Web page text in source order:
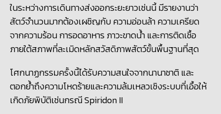
ในระหว่างการเดินทางส่งออกระยะยาวเช่นนี้ มีรายงานว่า
สัตว์จำนวนมากต้องเผชิญกับ ความอ่อนล้า ความเครียด
จากความร้อน การอดอาหาร ภาวะขาดน้ำ และการติดเชื้อ
ภายใต้สภาพที่ละเมิดหลักสวัสดิภาพสัตว์ขั้นพื้นฐานที่สุด
โศกนาฏกรรมครั้งนี้ได้รับความสนใจจากนานาชาติ และ
ตอกย้ำถึงความโหดร้ายและความล้มเหลวเชิงระบบที่เอื้อให้
เกิดภัยพิบัติเช่นกรณี Spiridon II